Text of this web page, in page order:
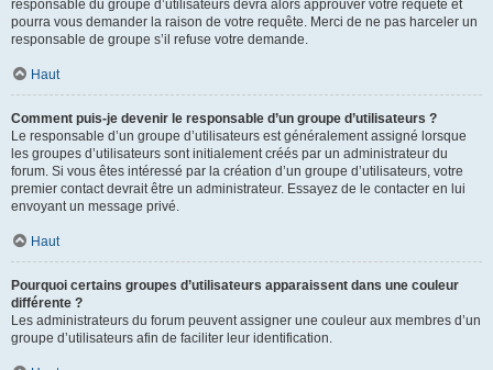
responsable du groupe d’utilisateurs devra alors approuver votre requête et
pourra vous demander la raison de votre requête. Merci de ne pas harceler un
responsable de groupe s’il refuse votre demande.
Haut
Comment puis-je devenir le responsable d’un groupe d’utilisateurs ?
Le responsable d’un groupe d’utilisateurs est généralement assigné lorsque
les groupes d’utilisateurs sont initialement créés par un administrateur du
forum. Si vous êtes intéressé par la création d’un groupe d’utilisateurs, votre
premier contact devrait être un administrateur. Essayez de le contacter en lui
envoyant un message privé.
Haut
Pourquoi certains groupes d’utilisateurs apparaissent dans une couleur
différente ?
Les administrateurs du forum peuvent assigner une couleur aux membres d’un
groupe d’utilisateurs afin de faciliter leur identification.